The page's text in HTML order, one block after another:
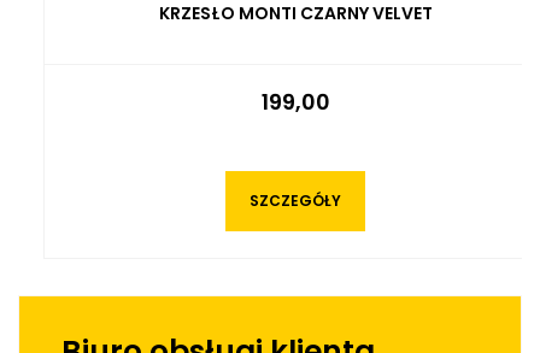
KRZESŁO MONTI CZARNY VELVET
199,00
SZCZEGÓŁY